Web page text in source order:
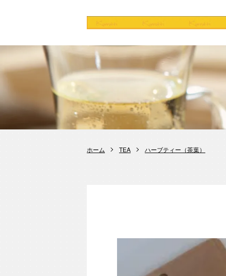
ホーム TEA ハーブティー（茶葉）